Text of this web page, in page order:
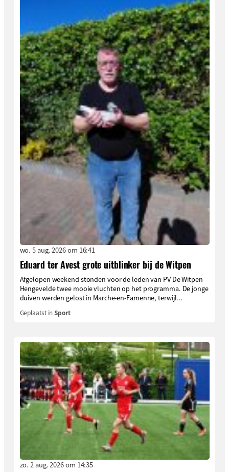
wo. 5 aug. 2026 om 16:41
Eduard ter Avest grote uitblinker bij de Witpen
Afgelopen weekend stonden voor de leden van PV De Witpen
Hengevelde twee mooie vluchten op het programma. De jonge
duiven werden gelost in Marche-en-Famenne, terwijl...
Geplaatst inSport
zo. 2 aug. 2026 om 14:35